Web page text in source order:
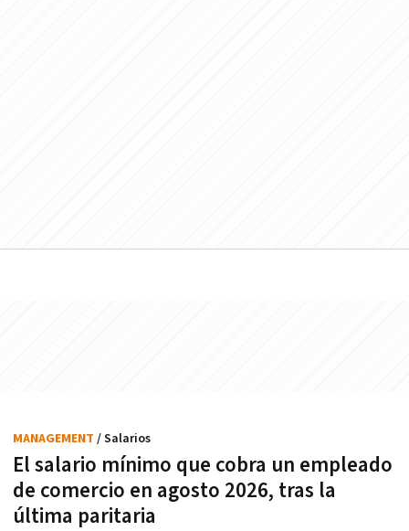
El salario mínimo que cobra un empleado
de comercio en agosto 2026, tras la
última paritaria
MANAGEMENT / Salarios